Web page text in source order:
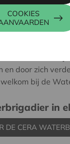
Dus, als
acties te
bewust te
en door zich
bij de
in
DE CERA
COOKIES